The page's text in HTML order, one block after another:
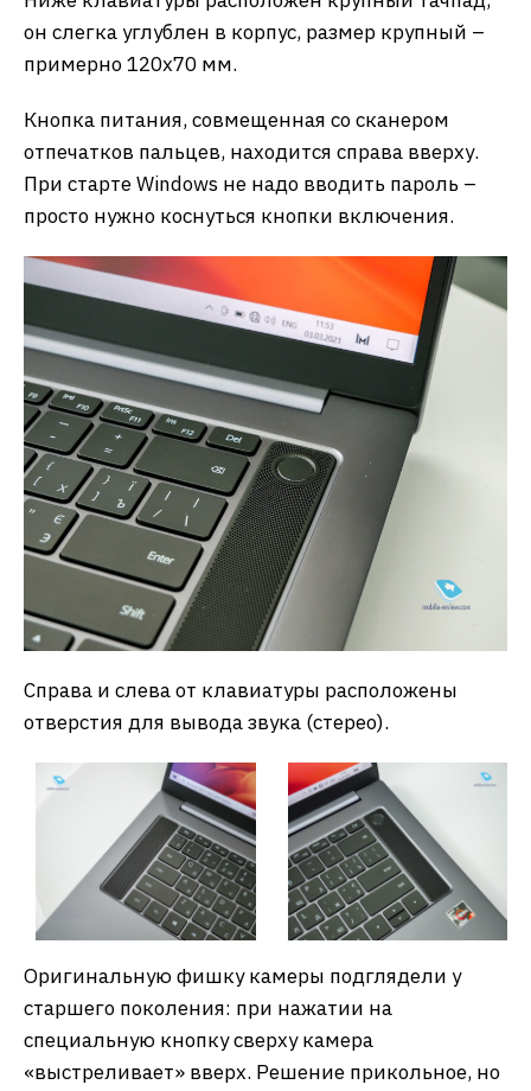
он слегка углублен в корпус, размер крупный –
примерно 120х70 мм.
Кнопка питания, совмещенная со сканером
отпечатков пальцев, находится справа вверху.
При старте Windows не надо вводить пароль –
просто нужно коснуться кнопки включения.
Справа и слева от клавиатуры расположены
отверстия для вывода звука (стерео).
Оригинальную фишку камеры подглядели у
старшего поколения: при нажатии на
специальную кнопку сверху камера
«выстреливает» вверх. Решение прикольное, но